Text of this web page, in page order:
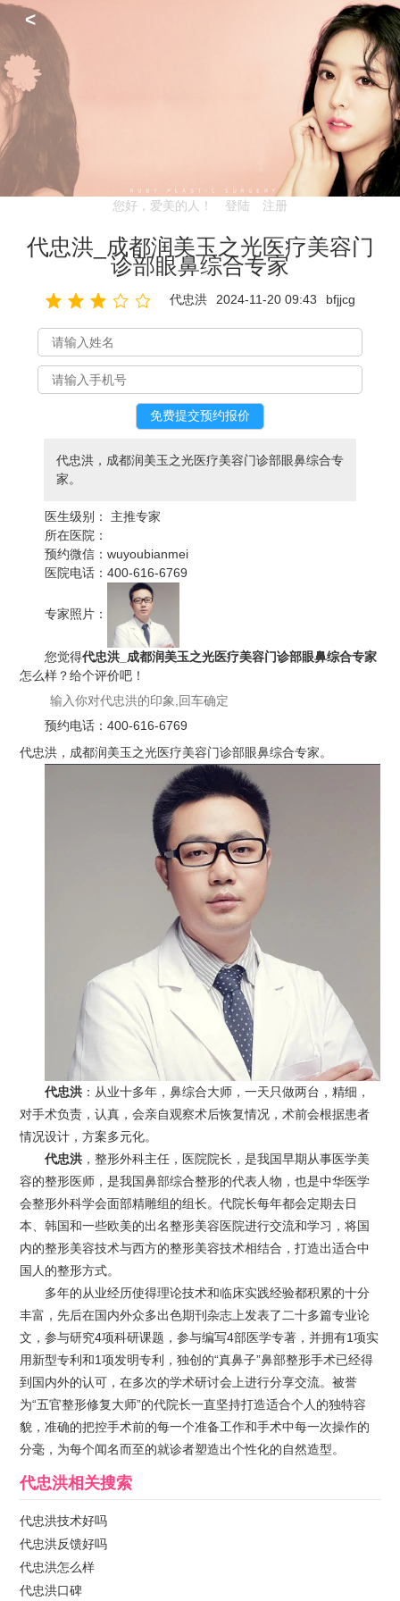
<
您好，爱美的人！ 登陆 注册
代忠洪_成都润美玉之光医疗美容门
诊部眼鼻综合专家
代忠洪 2024-11-20 09:43 bfjjcg
代忠洪，成都润美玉之光医疗美容门诊部眼鼻综合专
家。
医生级别：
主推专家
所在医院：
预约微信：wuyoubianmei
医院电话：400-616-6769
专家照片：
您觉得代忠洪_成都润美玉之光医疗美容门诊部眼鼻综合专家
怎么样？给个评价吧！
预约电话：400-616-6769
代忠洪，成都润美玉之光医疗美容门诊部眼鼻综合专家。
代忠洪 ：从业十多年，鼻综合大师，一天只做两台，精细，
对手术负责，认真，会亲自观察术后恢复情况，术前会根据患者
情况设计，方案多元化。
代忠洪 ，整形外科主任，医院院长，是我国早期从事医学美
容的整形医师，是我国鼻部综合整形的代表人物，也是中华医学
会整形外科学会面部精雕组的组长。代院长每年都会定期去日
本、韩国和一些欧美的出名整形美容医院进行交流和学习，将国
内的整形美容技术与西方的整形美容技术相结合，打造出适合中
国人的整形方式。
多年的从业经历使得理论技术和临床实践经验都积累的十分
丰富，先后在国内外众多出色期刊杂志上发表了二十多篇专业论
文，参与研究4项科研课题，参与编写4部医学专著，并拥有1项实
用新型专利和1项发明专利，独创的“真鼻子”鼻部整形手术已经得
到国内外的认可，在多次的学术研讨会上进行分享交流。被誉
为“五官整形修复大师”的代院长一直坚持打造适合个人的独特容
貌，准确的把控手术前的每一个准备工作和手术中每一次操作的
分毫，为每个闻名而至的就诊者塑造出个性化的自然造型。
代忠洪相关搜索
代忠洪技术好吗
代忠洪反馈好吗
代忠洪怎么样
代忠洪口碑